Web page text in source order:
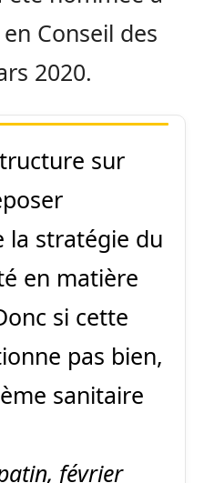
en Conseil des
2020.
sur
la stratégie du
en matière
si cette
pas bien,
sanitaire
février